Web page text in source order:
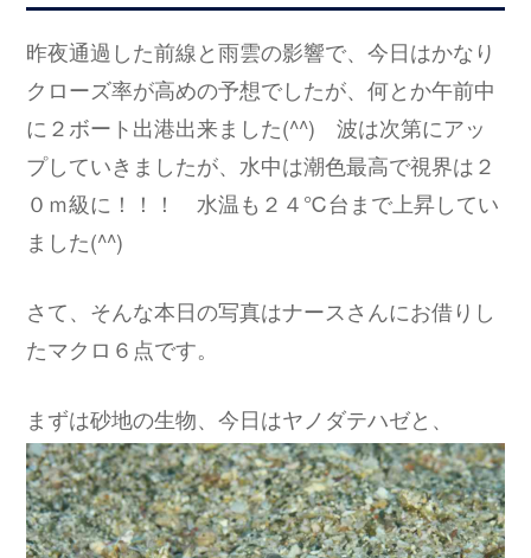
昨夜通過した前線と雨雲の影響で、今日はかなり
クローズ率が高めの予想でしたが、何とか午前中
に２ボート出港出来ました(^^) 波は次第にアッ
プしていきましたが、水中は潮色最高で視界は２
０ｍ級に！！！ 水温も２４℃台まで上昇してい
ました(^^)
さて、そんな本日の写真はナースさんにお借りし
たマクロ６点です。
まずは砂地の生物、今日はヤノダテハゼと、